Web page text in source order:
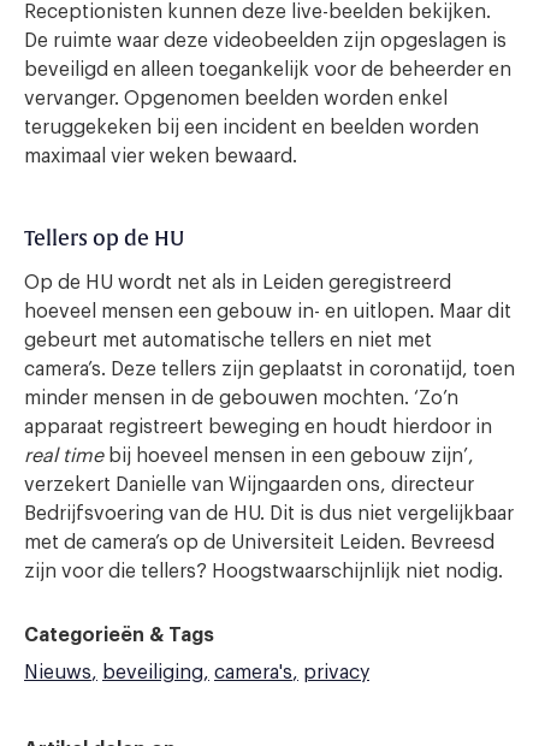
Receptionisten kunnen deze live-beelden bekijken.
De ruimte waar deze videobeelden zijn opgeslagen is
beveiligd en alleen toegankelijk voor de beheerder en
vervanger. Opgenomen beelden worden enkel
teruggekeken bij een incident en beelden worden
maximaal vier weken bewaard.
Tellers op de HU
Op de HU wordt net als in Leiden geregistreerd
hoeveel mensen een gebouw in- en uitlopen. Maar dit
gebeurt met automatische tellers en niet met
camera’s. Deze tellers zijn geplaatst in coronatijd, toen
minder mensen in de gebouwen mochten. ‘Zo’n
apparaat registreert beweging en houdt hierdoor in
real timebij hoeveel mensen in een gebouw zijn’,
verzekert Danielle van Wijngaarden ons, directeur
Bedrijfsvoering van de HU. Dit is dus niet vergelijkbaar
met de camera’s op de Universiteit Leiden. Bevreesd
zijn voor die tellers? Hoogstwaarschijnlijk niet nodig.
Categorieën & Tags
Nieuws
beveiliging camera's privacy